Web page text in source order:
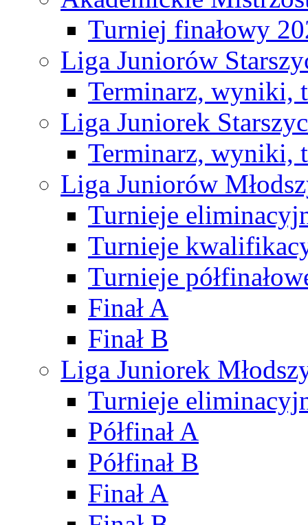
Turniej finałowy
Liga Juniorów
Terminarz, wyniki,
Liga Juniorek
Terminarz, wyniki,
Liga Juniorów
Turnieje
Turnieje
Turnieje
Finał A
Finał B
Liga Juniorek
Turnieje
Półfinał A
Półfinał B
Finał A